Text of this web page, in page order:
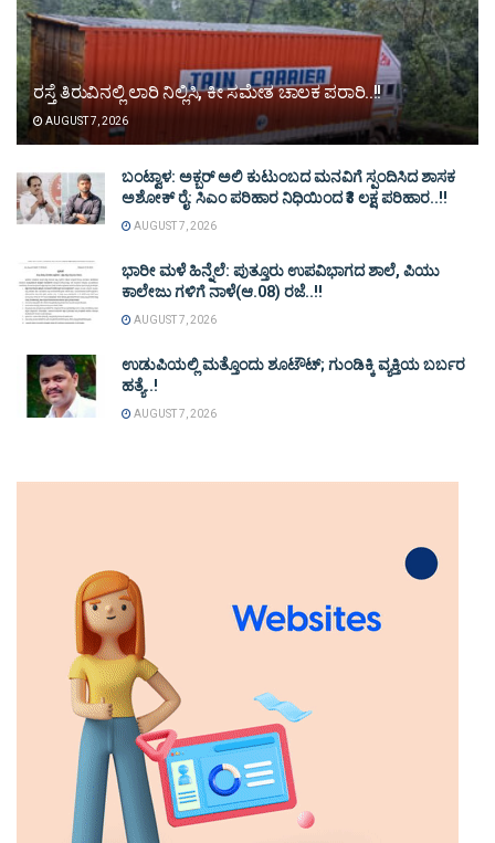
ರಸ್ತೆ ತಿರುವಿನಲ್ಲಿ ಲಾರಿ ನಿಲ್ಲಿಸಿ, ಕೀ ಸಮೇತ ಚಾಲಕ ಪರಾರಿ..!!
AUGUST 7, 2026
ಬಂಟ್ವಾಳ: ಅಕ್ಬರ್ ಅಲಿ ಕುಟುಂಬದ ಮನವಿಗೆ ಸ್ಪಂದಿಸಿದ ಶಾಸಕ
ಅಶೋಕ್ ರೈ: ಸಿಎಂ ಪರಿಹಾರ ನಿಧಿಯಿಂದ ₹3 ಲಕ್ಷ ಪರಿಹಾರ..!!
AUGUST 7, 2026
ಭಾರೀ ಮಳೆ ಹಿನ್ನೆಲೆ: ಪುತ್ತೂರು ಉಪವಿಭಾಗದ ಶಾಲೆ, ಪಿಯು
ಕಾಲೇಜು ಗಳಿಗೆ ನಾಳೆ(ಆ.08) ರಜೆ..!!
AUGUST 7, 2026
ಉಡುಪಿಯಲ್ಲಿ ಮತ್ತೊಂದು ಶೂಟೌಟ್‌; ಗುಂಡಿಕ್ಕಿ ವ್ಯಕ್ತಿಯ ಬರ್ಬರ
ಹತ್ಯೆ..!
AUGUST 7, 2026